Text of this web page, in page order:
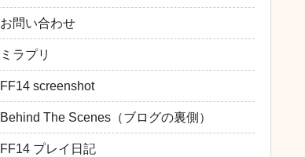
お問い合わせ
ミラプリ
FF14 screenshot
Behind The Scenes（ブログの裏側）
FF14 プレイ日記